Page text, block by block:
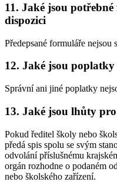
11. Jaké jsou
dispozici
Předepsané formuláře nejsou
12. Jaké jsou
Správní ani jiné poplatky
13. Jaké jsou lhůty
Pokud ředitel školy nebo
předá spis spolu se svým
odvolání příslušnému
orgán rozhodne o podaném
nebo školského zařízení.